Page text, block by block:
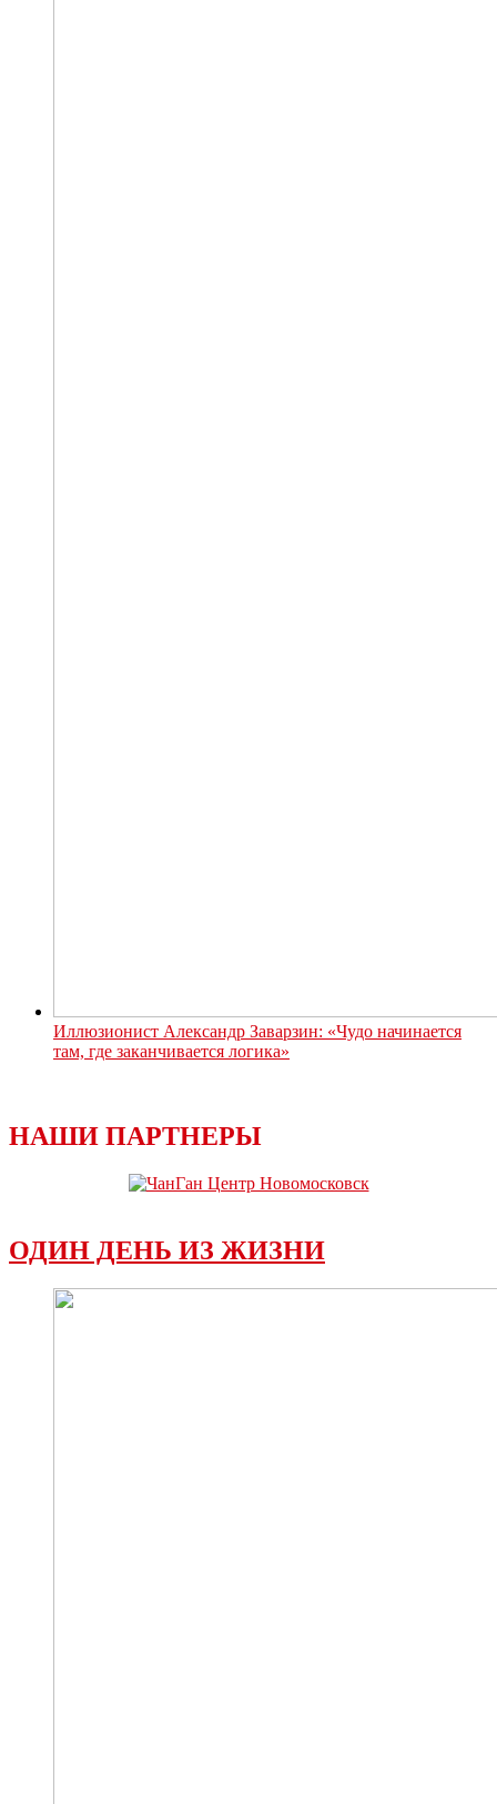
Иллюзионист Александр Заварзин: «Чудо начинается
там, где заканчивается логика»
НАШИ ПАРТНЕРЫ
ОДИН ДЕНЬ ИЗ ЖИЗНИ